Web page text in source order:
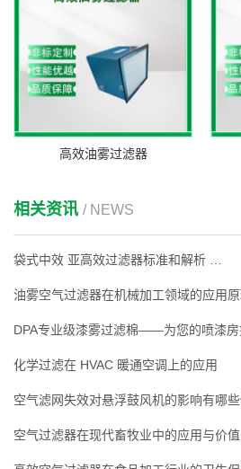
高效油雾过滤器
相关资讯 / NEWS
袋式中效 亚高效过滤器标准和解析 …
化学过滤在 HVAC 暖通空调上的应⽤
空气过滤器在现代畜牧业中的应用与价值